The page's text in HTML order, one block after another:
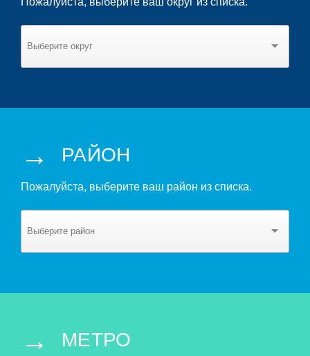
→ РАЙОН
Пожалуйста, выберите ваш район из списка.
→ МЕТРО